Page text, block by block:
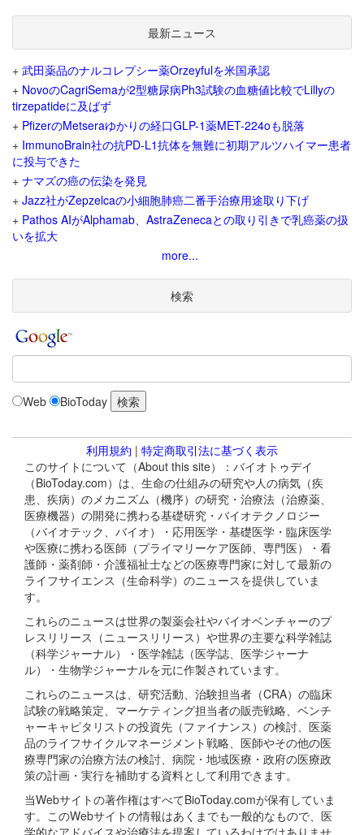
最新ニュース
+ 武田薬品のナルコレプシー薬Orzeyfulを米国承認
+ NovoのCagriSemaが2型糖尿病Ph3試験の血糖値比較でLillyの
tirzepatideに及ばず
+ PfizerのMetseraゆかりの経口GLP-1薬MET-224oも脱落
+ ImmunoBrain社の抗PD-L1抗体を無難に初期アルツハイマー患者
に投与できた
+ ナマズの癌の伝染を発見
+ Jazz社がZepzelcaの小細胞肺癌二番手治療用途取り下げ
+ Pathos AIがAlphamab、AstraZenecaとの取り引きで乳癌薬の扱
いを拡大
more...
検索
Web BioToday
利用規約 | 特定商取引法に基づく表示
このサイトについて（About this site）：バイオトゥデイ
（BioToday.com）は、生命の仕組みの研究や人の病気（疾
患、疾病）のメカニズム（機序）の研究・治療法（治療薬、
医療機器）の開発に携わる基礎研究・バイオテクノロジー
（バイオテック、バイオ）・応用医学・基礎医学・臨床医学
や医療に携わる医師（プライマリーケア医師、専門医）・看
護師・薬剤師・介護福祉士などの医療専門家に対して最新の
ライフサイエンス（生命科学）のニュースを提供していま
す。
これらのニュースは世界の製薬会社やバイオベンチャーのプ
レスリリース（ニュースリリース）や世界の主要な科学雑誌
（科学ジャーナル）・医学雑誌（医学誌、医学ジャーナ
ル）・生物学ジャーナルを元に作製されています。
これらのニュースは、研究活動、治験担当者（CRA）の臨床
試験の戦略策定、マーケティング担当者の販売戦略、ベンチ
ャーキャピタリストの投資先（ファイナンス）の検討、医薬
品のライフサイクルマネージメント戦略、医師やその他の医
療専門家の治療方法の検討、病院・地域医療・政府の医療政
策の計画・実行を補助する資料として利用できます。
当Webサイトの著作権はすべてBioToday.comが保有していま
す。このWebサイトの情報はあくまでも一般的なもので、医